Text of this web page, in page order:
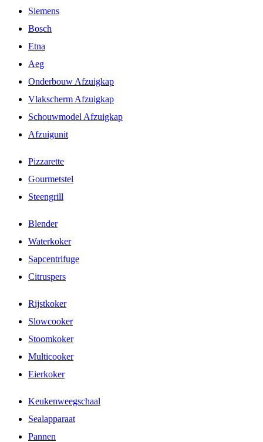
Siemens
Bosch
Etna
Aeg
Onderbouw Afzuigkap
Vlakscherm Afzuigkap
Schouwmodel Afzuigkap
Afzuigunit
Pizzarette
Gourmetstel
Steengrill
Blender
Waterkoker
Sapcentrifuge
Citruspers
Rijstkoker
Slowcooker
Stoomkoker
Multicooker
Eierkoker
Keukenweegschaal
Sealapparaat
Pannen